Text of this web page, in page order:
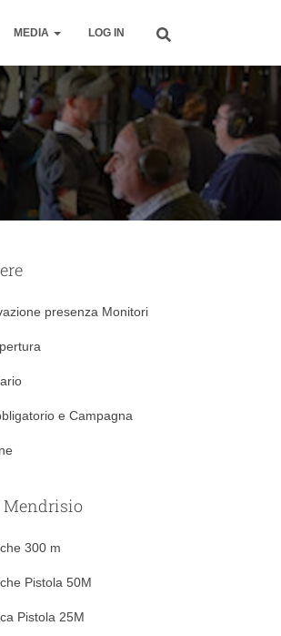
MEDIA LOG IN
presenza Monitori
e Campagna
300 m
Pistola 50M
Pistola 25M